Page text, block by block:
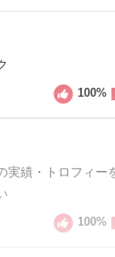
100%
実績・トロフィー
100%